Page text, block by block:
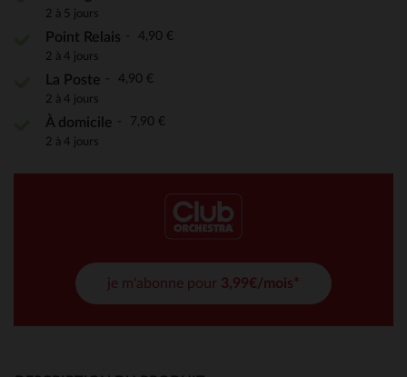
2 à 5 jours
Point Relais 4,90 €
2 à 4 jours
La Poste 4,90 €
2 à 4 jours
À domicile 7,90 €
2 à 4 jours
je m'abonne pour 3,99€/mois*